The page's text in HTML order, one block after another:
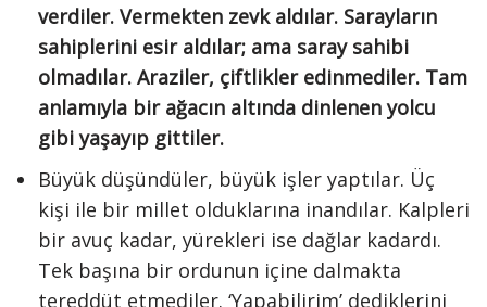
verdiler. Vermekten zevk aldılar. Sarayların
sahiplerini esir aldılar; ama saray sahibi
olmadılar. Araziler, çiftlikler edinmediler. Tam
anlamıyla bir ağacın altında dinlenen yolcu
gibi yaşayıp gittiler.
Büyük düşündüler, büyük işler yaptılar. Üç
kişi ile bir millet olduklarına inandılar. Kalpleri
bir avuç kadar, yürekleri ise dağlar kadardı.
Tek başına bir ordunun içine dalmakta
tereddüt etmediler. ‘Yapabilirim’ dediklerini